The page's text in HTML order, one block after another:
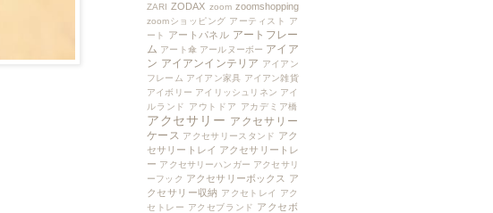
ZARI ZODAX zoom zoomshopping
zoomショッピング アーティスト
ア
ート
アートパネル アートフレー
ム アート傘 アールヌーボー アイア
ン アイアンインテリア アイアン
フレーム アイアン家具 アイアン雑貨
アイボリー アイリッシュリネン アイ
ルランド
アウトドア アカデミア橋
アクセサリー アクセサリー
ケース アクセサリースタンド アク
セサリートレイ アクセサリートレ
ー アクセサリーハンガー アクセサリ
ーフック アクセサリーボックス ア
クセサリー収納 アクセトレイ
アク
セトレー アクセブランド アクセボ